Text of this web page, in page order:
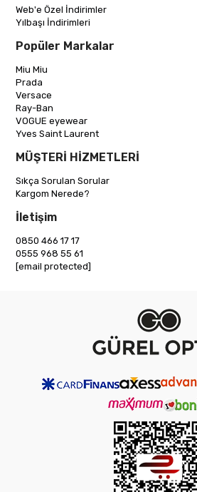
Web'e Özel İndirimler
Yılbaşı İndirimleri
Popüler Markalar
Miu Miu
Prada
Versace
Ray-Ban
VOGUE eyewear
Yves Saint Laurent
MÜŞTERİ HİZMETLERİ
Sıkça Sorulan Sorular
Kargom Nerede?
İletişim
0850 466 17 17
0555 968 55 61
[email protected]